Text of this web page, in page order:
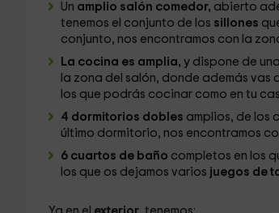
Un amplio salón comedor, abierto
tenemos el conjunto de los sillones
conjunto, nos encontramos con la
La cocina es amplia, y dispone de
la zona del salón, donde además vas
los que podrás cocinar como en tu
4 dormitorios dobles amplios, de los
último dormitorio, nos encontramos
6 cuartos de baño completos en los
los que os dejamos varios juegos de